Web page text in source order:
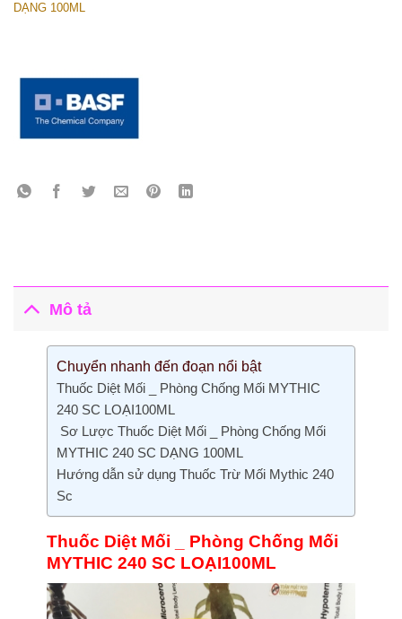
DẠNG 100ML
Mô tả
Chuyển nhanh đến đoạn nổi bật
Thuốc Diệt Mối _ Phòng Chống Mối MYTHIC
240 SC LOẠI100ML
Sơ Lược Thuốc Diệt Mối _ Phòng Chống Mối
MYTHIC 240 SC DẠNG 100ML
Hướng dẫn sử dụng Thuốc Trừ Mối Mythic 240
Sc
Thuốc Diệt Mối _ Phòng Chống Mối
MYTHIC 240 SC LOẠI100ML